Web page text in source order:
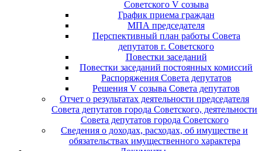
Советского V созыва
График приема граждан
МПА председателя
Перспективный план работы Совета
депутатов г. Советского
Повестки заседаний
Повестки заседаний постоянных комиссий
Распоряжения Совета депутатов
Решения V созыва Совета депутатов
Отчет о результатах деятельности председателя
Совета депутатов города Советского, деятельности
Совета депутатов города Советского
Сведения о доходах, расходах, об имуществе и
обязательствах имущественного характера